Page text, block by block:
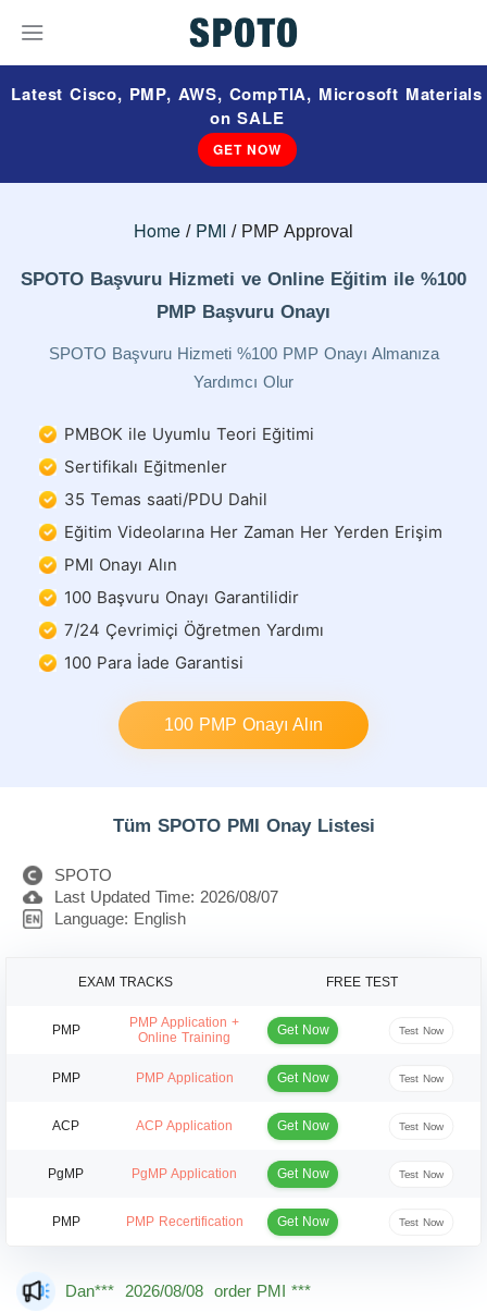
Latest Cisco, PMP, AWS, CompTIA, Microsoft Materials
on SALE
GET NOW
Home PMI PMP Approval
SPOTO Başvuru Hizmeti ve Online Eğitim ile %100
PMP Başvuru Onayı
SPOTO Başvuru Hizmeti %100 PMP Onayı Almanıza
Yardımcı Olur
PMBOK ile Uyumlu Teori Eğitimi
Sertifikalı Eğitmenler
35 Temas saati/PDU Dahil
Eğitim Videolarına Her Zaman Her Yerden Erişim
PMI Onayı Alın
100 Başvuru Onayı Garantilidir
7/24 Çevrimiçi Öğretmen Yardımı
100 Para İade Garantisi
100 PMP Onayı Alın
Tüm SPOTO PMI Onay Listesi
SPOTO
Last Updated Time: 2026/08/07
Language: English
EXAM TRACKS FREE TEST
PMP
PMP Application +
Online Training
Get Now Test Now
PMP PMP Application Get Now Test Now
ACP ACP Application Get Now Test Now
PgMP PgMP Application Get Now Test Now
PMP PMP Recertification Get Now Test Now
Jac*** 2026/08/08 order PMI ***